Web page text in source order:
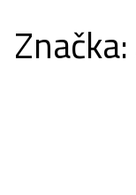
Značka: